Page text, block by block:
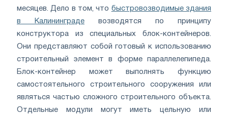
месяцев. Дело в том, что быстровозводимые здания
в Калининграде возводятся по принципу
конструктора из специальных блок-контейнеров.
Они представляют собой готовый к использованию
строительный элемент в форме параллелепипеда.
Блок-контейнер может выполнять функцию
самостоятельного строительного сооружения или
являться частью сложного строительного объекта.
Отдельные модули могут иметь цельную или